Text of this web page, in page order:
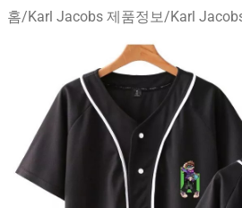
홈/Karl Jacobs 제품정보/Karl